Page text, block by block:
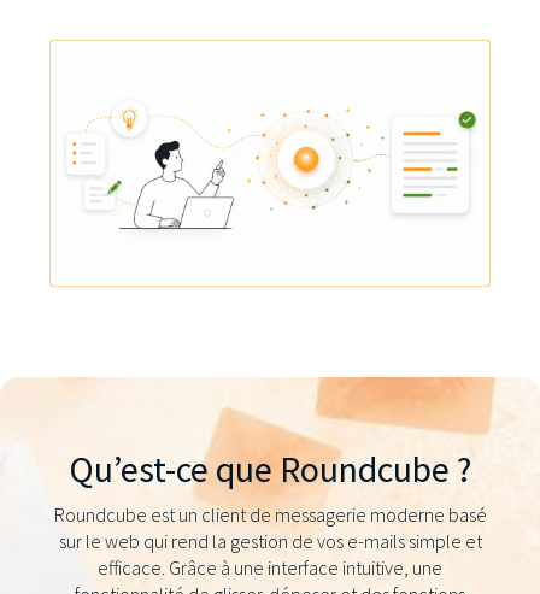
Qu’est-ce que Roundcube ?
Roundcube est un client de messagerie moderne basé
sur le web qui rend la gestion de vos e-mails simple et
efficace. Grâce à une interface intuitive, une